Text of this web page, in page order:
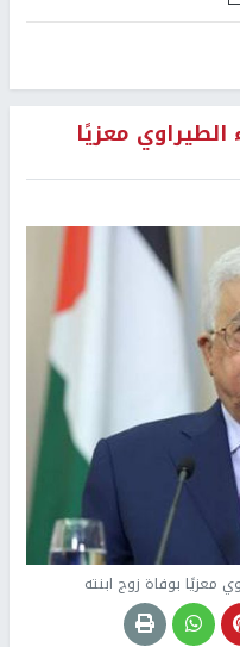
معزيًا
معزيًا بوفاة زوج ابنته